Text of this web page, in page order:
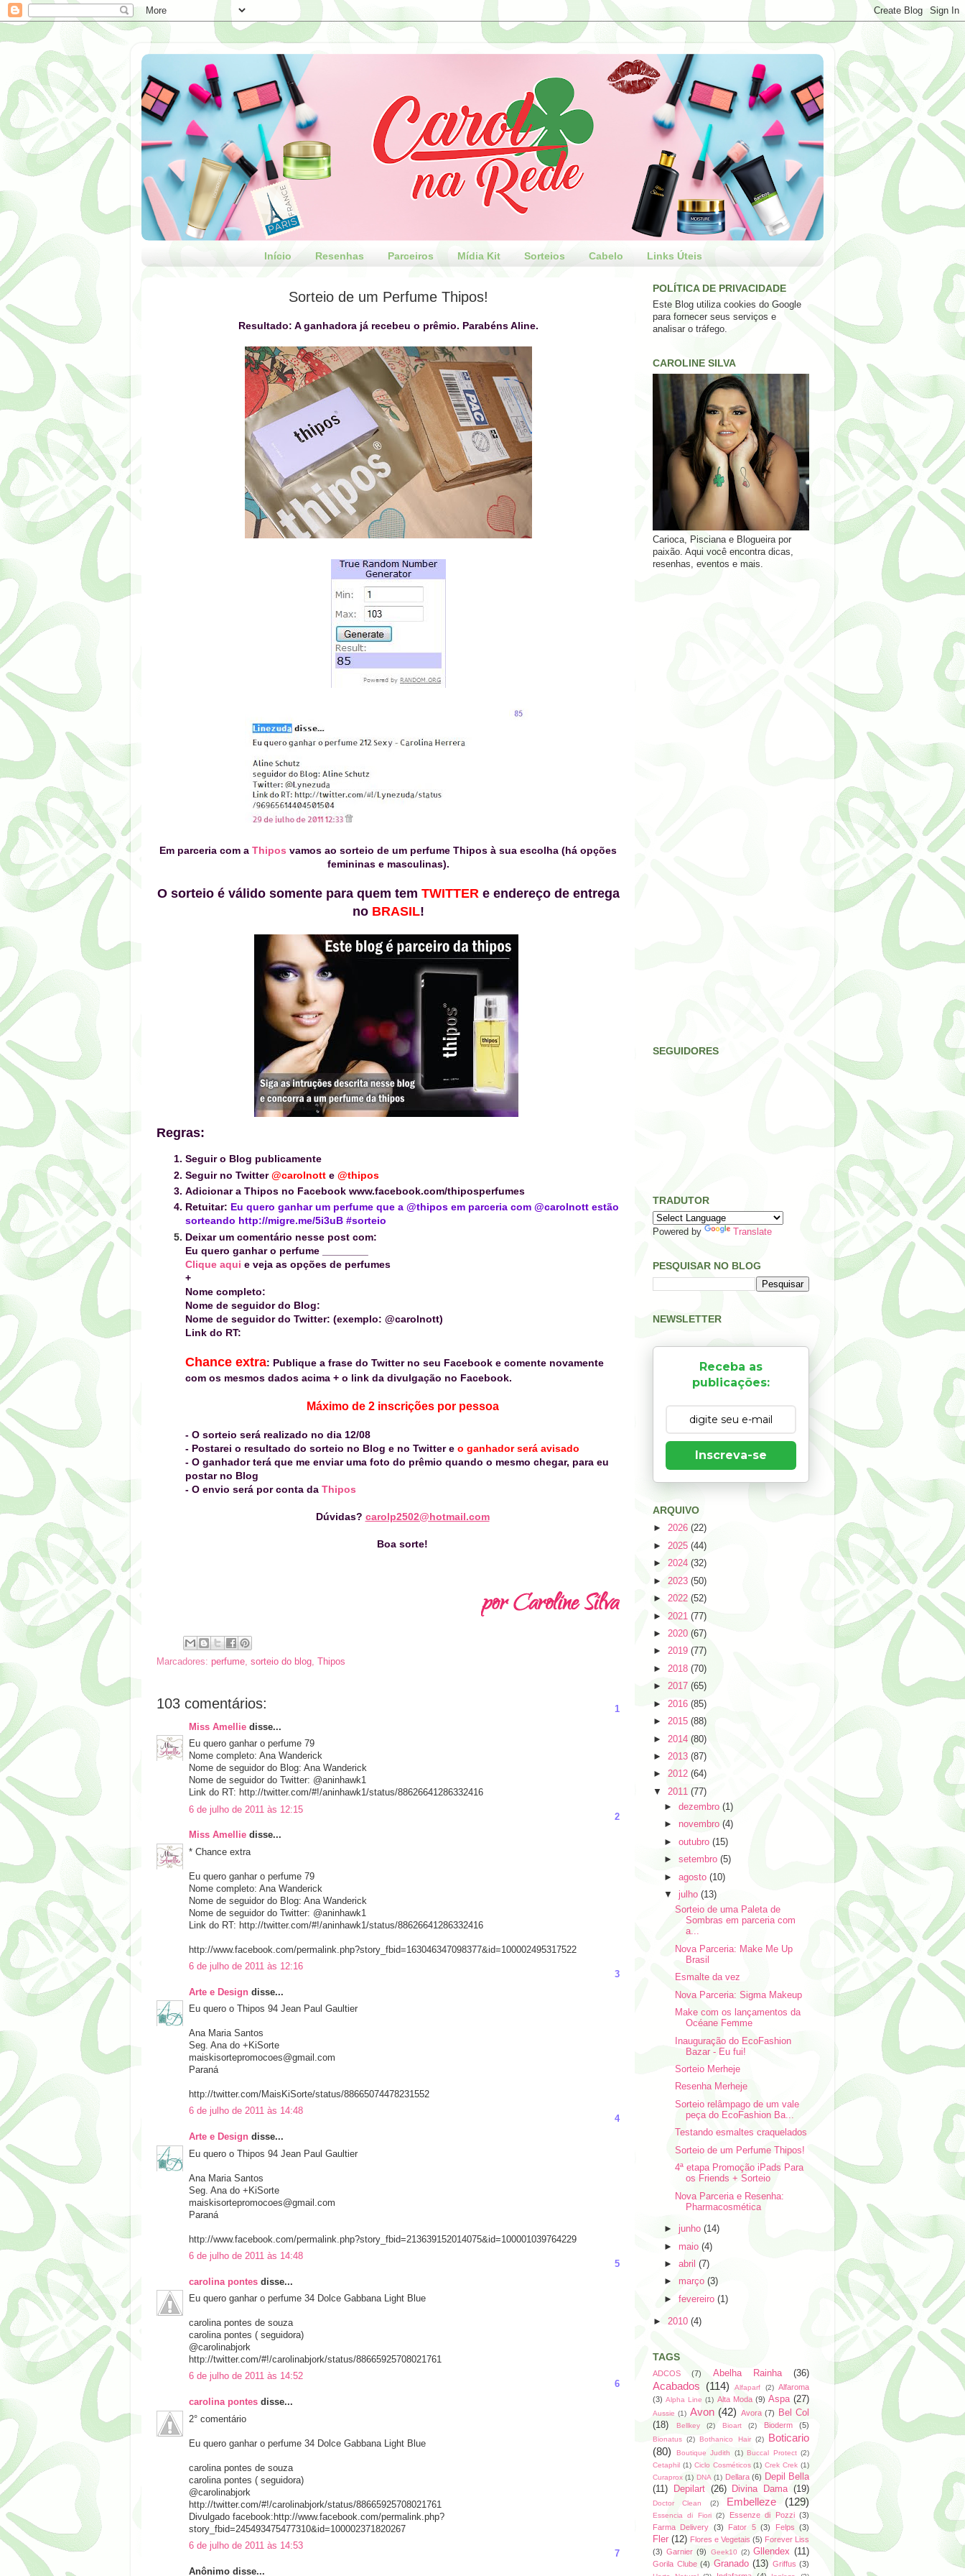
Início Resenhas Parceiros Mídia Kit Sorteios Cabelo Links Úteis
Sorteio de um Perfume Thipos!
Resultado: A ganhadora já recebeu o prêmio. Parabéns Aline.
Em parceria com a Thipos vamos ao sorteio de um perfume Thipos à sua escolha (há opções
femininas e masculinas).
O sorteio é válido somente para quem tem TWITTERe endereço de entrega
no BRASIL!
Regras:
Seguir o Blog publicamente
Seguir no Twitter@carolnott e @thipos
Adicionar a Thipos no Facebook www.facebook.com/thiposperfumes
Retuitar: Eu quero ganhar um perfume que a @thipos em parceria com @carolnott estão
sorteando http://migre.me/5i3uB #sorteio
Deixar um comentário nesse post com:
Eu quero ganhar o perfume ________
Clique aqui e veja as opções de perfumes
+
Nome completo:
Nome de seguidor do Blog:
Nome de seguidor do Twitter: (exemplo: @carolnott)
Link do RT:
Chance extra: Publique a frase do Twitter no seu Facebook e comente novamente
com os mesmos dados acima + o link da divulgação no Facebook.
Máximo de 2 inscrições por pessoa
- O sorteio será realizado no dia 12/08
- Postarei o resultado do sorteio no Blog e no Twitter e o ganhador será avisado
- O ganhador terá que me enviar uma foto do prêmio quando o mesmo chegar, para eu
postar no Blog
- O envio será por conta da Thipos
Dúvidas? carolp2502@hotmail.com
Boa sorte!
Marcadores: perfume, sorteio do blog, Thipos
103 comentários:
Miss Amellie disse...
1
Eu quero ganhar o perfume 79
Nome completo: Ana Wanderick
Nome de seguidor do Blog: Ana Wanderick
Nome de seguidor do Twitter: @aninhawk1
Link do RT: http://twitter.com/#!/aninhawk1/status/88626641286332416
6 de julho de 2011 às 12:15
Miss Amellie disse...
2
* Chance extra
Eu quero ganhar o perfume 79
Nome completo: Ana Wanderick
Nome de seguidor do Blog: Ana Wanderick
Nome de seguidor do Twitter: @aninhawk1
Link do RT: http://twitter.com/#!/aninhawk1/status/88626641286332416
http://www.facebook.com/permalink.php?story_fbid=163046347098377&id=100002495317522
6 de julho de 2011 às 12:16
Arte e Design disse...
3
Eu quero o Thipos 94 Jean Paul Gaultier
Ana Maria Santos
Seg. Ana do +KiSorte
maiskisortepromocoes@gmail.com
Paraná
http://twitter.com/MaisKiSorte/status/88665074478231552
6 de julho de 2011 às 14:48
Arte e Design disse...
4
Eu quero o Thipos 94 Jean Paul Gaultier
Ana Maria Santos
Seg. Ana do +KiSorte
maiskisortepromocoes@gmail.com
Paraná
http://www.facebook.com/permalink.php?story_fbid=213639152014075&id=100001039764229
6 de julho de 2011 às 14:48
carolina pontes disse...
5
Eu quero ganhar o perfume 34 Dolce Gabbana Light Blue
carolina pontes de souza
carolina pontes ( seguidora)
@carolinabjork
http://twitter.com/#!/carolinabjork/status/88665925708021761
6 de julho de 2011 às 14:52
carolina pontes disse...
6
2° comentário
Eu quero ganhar o perfume 34 Dolce Gabbana Light Blue
carolina pontes de souza
carolina pontes ( seguidora)
@carolinabjork
http://twitter.com/#!/carolinabjork/status/88665925708021761
Divulgado facebook:http://www.facebook.com/permalink.php?
story_fbid=245493475477310&id=100002371820267
6 de julho de 2011 às 14:53
Anônimo disse...
7
POLÍTICA DE PRIVACIDADE
Este Blog utiliza cookies do Google
para fornecer seus serviços e
analisar o tráfego.
CAROLINE SILVA
Carioca, Pisciana e Blogueira por
paixão. Aqui você encontra dicas,
resenhas, eventos e mais.
SEGUIDORES
TRADUTOR
Powered by Translate
PESQUISAR NO BLOG
NEWSLETTER
Receba as
publicações:
Inscreva-se
ARQUIVO
► 2026 (22)
► 2025 (44)
► 2024 (32)
► 2023 (50)
► 2022 (52)
► 2021 (77)
► 2020 (67)
► 2019 (77)
► 2018 (70)
► 2017 (65)
► 2016 (85)
► 2015 (88)
► 2014 (80)
► 2013 (87)
► 2012 (64)
▼ 2011 (77)
►dezembro(1)
► novembro(4)
►outubro(15)
►setembro(5)
►agosto(10)
▼ julho(13)
Sorteio de uma Paleta de
Sombras em parceria com
a...
Nova Parceria: Make Me Up
Brasil
Esmalte da vez
Nova Parceria: Sigma Makeup
Make com os lançamentos da
Océane Femme
Inauguração do EcoFashion
Bazar - Eu fui!
Sorteio Merheje
Resenha Merheje
Sorteio relâmpago de um vale
peça do EcoFashion Ba...
Testando esmaltes craquelados
Sorteio de um Perfume Thipos!
4ª etapa Promoção iPads Para
os Friends + Sorteio
Nova Parceria e Resenha:
Pharmacosmética
► junho(14)
► maio(4)
►abril(7)
► março(3)
►fevereiro(1)
► 2010 (4)
TAGS
ADCOS (7) Abelha Rainha (36)
Acabados (114) Alfaparf (2) Alfaroma
(3) Alpha Line (1) Alta Moda (9) Aspa (27)
Aussie (1) Avon (42) Avora (7)
Bel Col
(18)
Bellkey (2) Bioart (2) Bioderm (5)
Bionatus (2) Bothanico Hair (2)
Boticario
(80)
Boutique Judith (1) Buccal Protect (2)
Cetaphil (1) Ciclo Cosméticos (1) Crek Crek (1)
Curaprox (1) DNA (1) Dellara (6) Depil Bella
(11)
Depilart (26) Divina Dama (19)
Doctor Clean (2) Embelleze (129)
Essencia di Fiori (2) Essenze di Pozzi (3)
Farma Delivery (3) Fator 5 (3) Felps (3)
Fler (12) Flores e Vegetais (5) Forever Liss
(3) Garnier (9) Geek10 (2) Gllendex (11)
Gorila Clube (4) Granado (13) Griffus (3)